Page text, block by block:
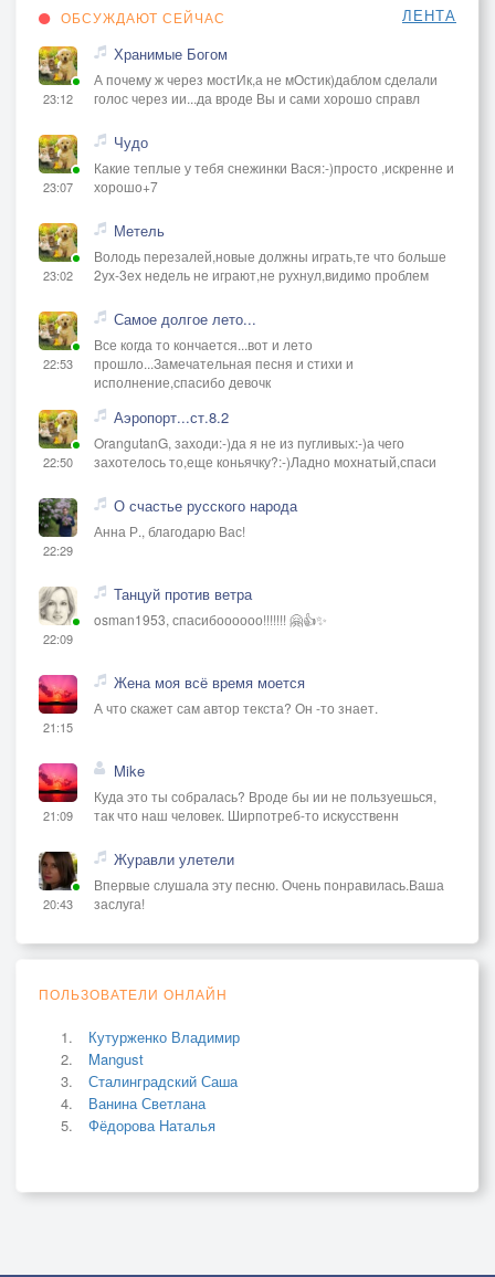
ОБСУЖДАЮТ СЕЙЧАС ЛЕНТА
23:12
Хранимые Богом
А почему ж через мостИк,а не мОстик)даблом сделали
голос через ии...да вроде Вы и сами хорошо справл
23:07
Чудо
Какие теплые у тебя снежинки Вася:-)просто ,искренне и
хорошо+7
23:02
Метель
Володь перезалей,новые должны играть,те что больше
2ух-3ех недель не играют,не рухнул,видимо проблем
22:53
Самое долгое лето...
Все когда то кончается...вот и лето
прошло...Замечательная песня и стихи и
исполнение,спасибо девочк
22:50
Аэропорт...ст.8.2
OrangutanG, заходи:-)да я не из пугливых:-)а чего
захотелось то,еще коньячку?:-)Ладно мохнатый,спаси
22:29
О счастье русского народа
Анна Р., благодарю Вас!
22:09
Танцуй против ветра
osman1953, спасибоооооо!!!!!!! 🤗👍✨
21:15
Жена моя всё время моется
А что скажет сам автор текста? Он -то знает.
21:09
Mike
Куда это ты собралась? Вроде бы ии не пользуешься,
так что наш человек. Ширпотреб-то искусственн
20:43
Журавли улетели
Впервые слушала эту песню. Очень понравилась.Ваша
заслуга!
ПОЛЬЗОВАТЕЛИ ОНЛАЙН
Кутурженко Владимир
Mangust
Сталинградский Саша
Ванина Светлана
Фёдорова Наталья